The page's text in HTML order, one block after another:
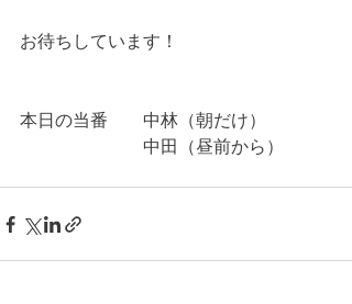
お待ちしています！
本日の当番　　中林（朝だけ）
中田（昼前から）